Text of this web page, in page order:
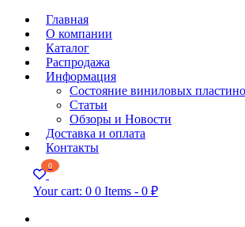
Главная
О компании
Каталог
Распродажа
Информация
Состояние виниловых
Статьи
Обзоры и Новости
Доставка и оплата
Контакты
0
Your cart: 0 0 Items - 0 ₽